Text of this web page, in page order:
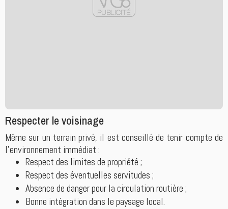
Respecter le voisinage
Même sur un terrain privé, il est conseillé de tenir compte de
l'environnement immédiat :
Respect des limites de propriété ;
Respect des éventuelles servitudes ;
Absence de danger pour la circulation routière ;
Bonne intégration dans le paysage local.